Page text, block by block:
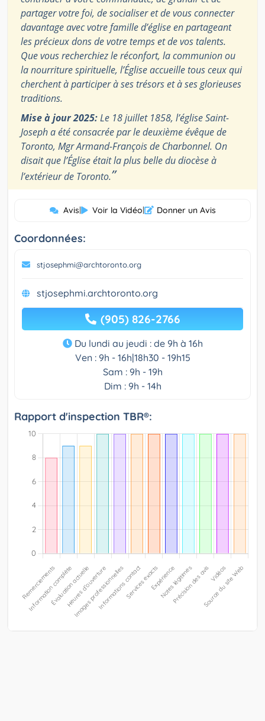
partager votre foi, de socialiser et de vous connecter
davantage avec votre famille d’église en partageant
les précieux dons de votre temps et de vos talents.
Que vous recherchiez le réconfort, la communion ou
la nourriture spirituelle, l’Église accueille tous ceux qui
cherchent à participer à ses trésors et à ses glorieuses
traditions.
Mise à jour 2025:Le 18 juillet 1858, l’église Saint-
Joseph a été consacrée par le deuxième évêque de
Toronto, Mgr Armand-François de Charbonnel. On
disait que l’Église était la plus belle du diocèse à
l’extérieur de Toronto.”
Avis| Voir la Vidéo| Donner un Avis
Coordonnées:
stjosephmi@archtoronto.org
stjosephmi.archtoronto.org
(905) 826-2766
Du lundi au jeudi : de 9h à 16h
Ven : 9h - 16h|18h30 - 19h15
Sam : 9h - 19h
Dim : 9h - 14h
Rapport d'inspection TBR®: